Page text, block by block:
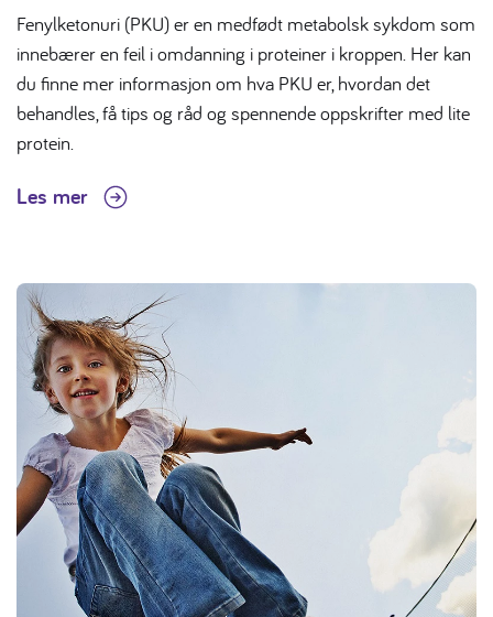
Fenylketonuri (PKU) er en medfødt metabolsk sykdom som
innebærer en feil i omdanning i proteiner i kroppen. Her kan
du finne mer informasjon om hva PKU er, hvordan det
behandles, få tips og råd og spennende oppskrifter med lite
protein.
Les mer